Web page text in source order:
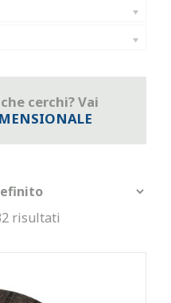
cerchi? Vai
risultati